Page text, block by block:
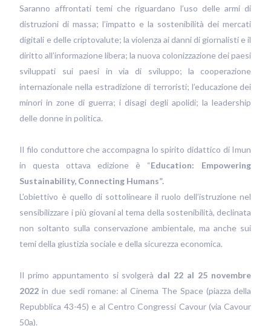
Saranno affrontati temi che riguardano l’uso delle armi di
distruzioni di massa; l’impatto e la sostenibilità dei mercati
digitali e delle criptovalute; la violenza ai danni di giornalisti e il
diritto all’informazione libera; la nuova colonizzazione dei paesi
sviluppati sui paesi in via di sviluppo; la cooperazione
internazionale nella estradizione di terroristi; l’educazione dei
minori in zone di guerra; i disagi degli apolidi; la leadership
delle donne in politica.
Il filo conduttore che accompagna lo spirito didattico di Imun
in questa ottava edizione è “Education: Empowering
Sustainability, Connecting Humans”.
L’obiettivo è quello di sottolineare il ruolo dell’istruzione nel
sensibilizzare i più giovani al tema della sostenibilità, declinata
non soltanto sulla conservazione ambientale, ma anche sui
temi della giustizia sociale e della sicurezza economica.
Il primo appuntamento si svolgerà dal 22 al 25 novembre
2022 in due sedi romane: al Cinema The Space (piazza della
Repubblica 43-45) e al Centro Congressi Cavour (via Cavour
50a).